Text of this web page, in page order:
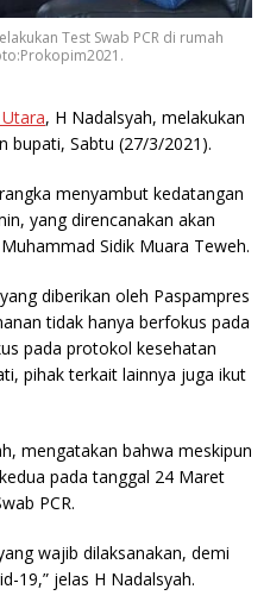
Test Swab PCR di rumah
, H Nadalsyah, melakukan
bupati, Sabtu (27/3/2021).
menyambut kedatangan
yang direncanakan akan
Sidik Muara Teweh.
diberikan oleh Paspampres
tidak hanya berfokus pada
pada protokol kesehatan
pihak terkait lainnya juga ikut
mengatakan bahwa meskipun
pada tanggal 24 Maret
PCR.
wajib dilaksanakan, demi
19,” jelas H Nadalsyah.